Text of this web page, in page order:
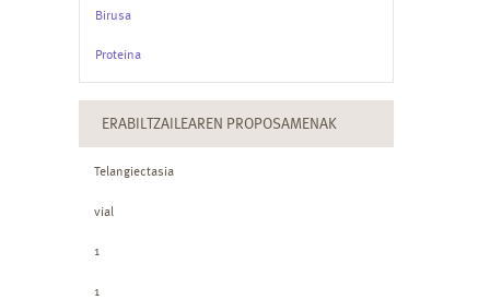
Birusa
Proteina
ERABILTZAILEAREN PROPOSAMENAK
Telangiectasia
vial
1
1